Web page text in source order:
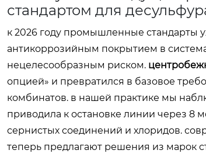
стандартом для
к 2026 году промышленные стандарты
антикоррозийным покрытием в
нецелесообразным риском.
опцией» и превратился в базовое
комбинатов. в нашей практике мы
приводила к остановке линии через 8
сернистых соединений и хлоридов.
теперь предлагают решения из марок